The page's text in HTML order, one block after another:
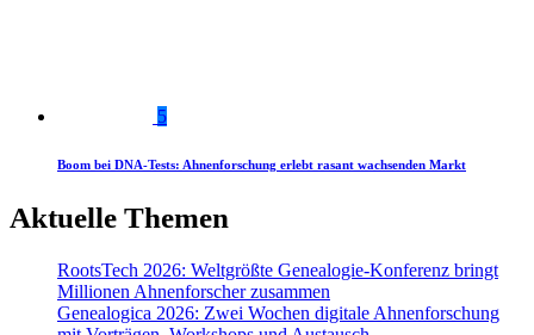
5
Boom bei DNA-Tests: Ahnenforschung erlebt rasant wachsenden Markt
Aktuelle Themen
RootsTech 2026: Weltgrößte Genealogie-Konferenz bringt
Millionen Ahnenforscher zusammen
Genealogica 2026: Zwei Wochen digitale Ahnenforschung